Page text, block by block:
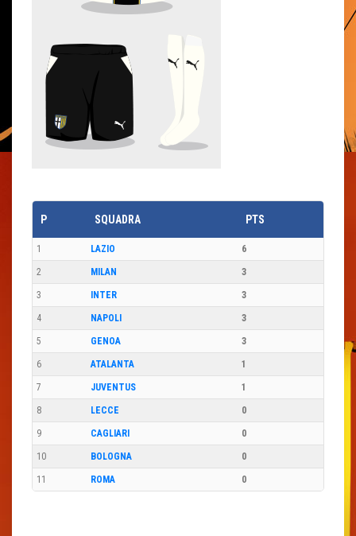
P SQUADRA PTS
1 LAZIO 6
2 MILAN 3
3 INTER 3
4 NAPOLI 3
5 GENOA 3
6 ATALANTA 1
7 JUVENTUS 1
8 LECCE 0
9 CAGLIARI 0
10 BOLOGNA 0
11 ROMA 0